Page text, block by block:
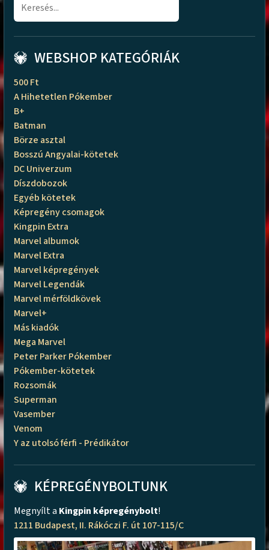
WEBSHOP KATEGÓRIÁK
500 Ft
A Hihetetlen Pókember
B+
Batman
Börze asztal
Bosszú Angyalai-kötetek
DC Univerzum
Díszdobozok
Egyéb kötetek
Képregény csomagok
Kingpin Extra
Marvel albumok
Marvel Extra
Marvel képregények
Marvel Legendák
Marvel mérföldkövek
Marvel+
Más kiadók
Mega Marvel
Peter Parker Pókember
Pókember-kötetek
Rozsomák
Superman
Vasember
Venom
Y az utolsó férfi - Prédikátor
KÉPREGÉNYBOLTUNK
Megnyílt a Kingpin képregénybolt!
1211 Budapest, II. Rákóczi F. út 107-115/C